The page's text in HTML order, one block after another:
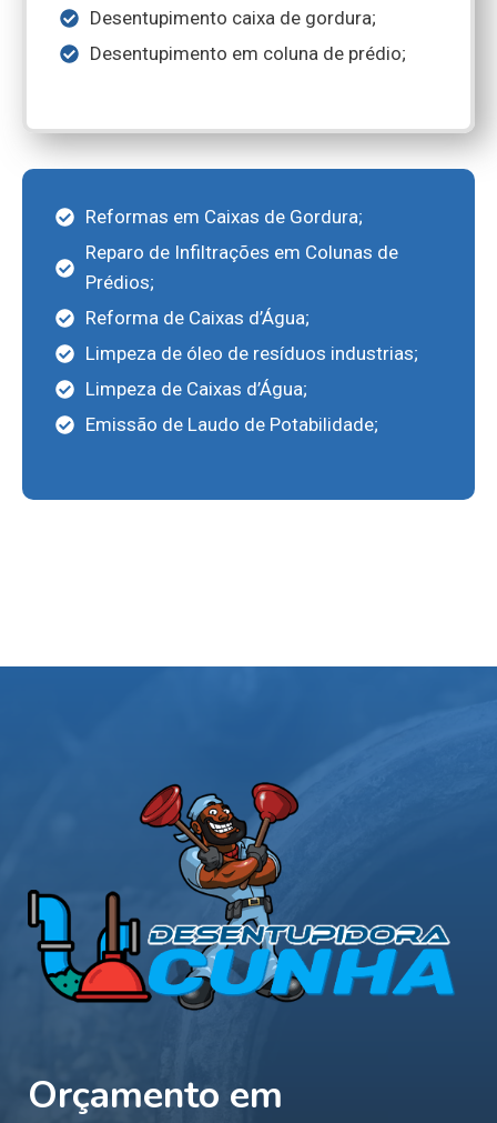
Desentupimento caixa de gordura;
Desentupimento em coluna de prédio;
Reformas em Caixas de Gordura;
Reparo de Infiltrações em Colunas de
Prédios;
Reforma de Caixas d’Água;
Limpeza de óleo de resíduos industrias;
Limpeza de Caixas d’Água;
Emissão de Laudo de Potabilidade;
Orçamento em